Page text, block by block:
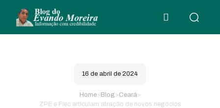
16 de abril de 2024
Home> Blog>Ceará>
ZPE e Fiec articulam atração de novos negócios